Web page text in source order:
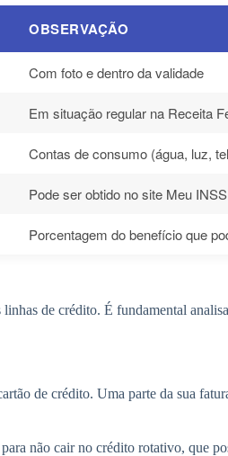
OBSERVAÇÃO
Com foto e dentro da validade
Em situação regular na Receita
Contas de consumo (água, luz,
Pode ser obtido no site Meu
Porcentagem do benefício que
de crédito. É fundamental
de crédito. Uma parte da sua
não cair no crédito rotativo, que